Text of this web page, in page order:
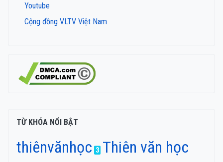
Youtube
Cộng đồng VLTV Việt Nam
TỪ KHÓA NỔI BẬT
thiênvănhọc 3 Thiên văn học